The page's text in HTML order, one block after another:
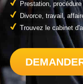
Prestation,
Divorce, travail,
Trouvez le cabinet